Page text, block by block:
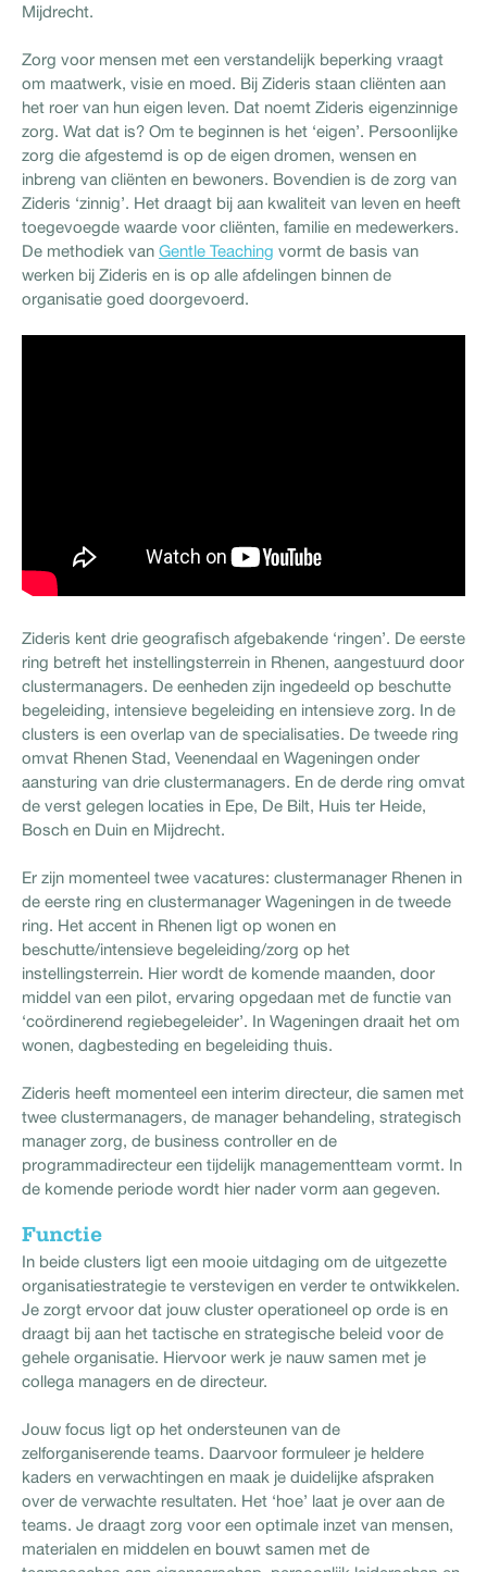
Mijdrecht.
Zorg voor mensen met een verstandelijk beperking vraagt
om maatwerk, visie en moed. Bij Zideris staan cliënten aan
het roer van hun eigen leven. Dat noemt Zideris eigenzinnige
zorg. Wat dat is? Om te beginnen is het ‘eigen’. Persoonlijke
zorg die afgestemd is op de eigen dromen, wensen en
inbreng van cliënten en bewoners. Bovendien is de zorg van
Zideris ‘zinnig’. Het draagt bij aan kwaliteit van leven en heeft
toegevoegde waarde voor cliënten, familie en medewerkers.
De methodiek van Gentle Teaching vormt de basis van
werken bij Zideris en is op alle afdelingen binnen de
organisatie goed doorgevoerd.
Zideris kent drie geografisch afgebakende ‘ringen’. De eerste
ring betreft het instellingsterrein in Rhenen, aangestuurd door
clustermanagers. De eenheden zijn ingedeeld op beschutte
begeleiding, intensieve begeleiding en intensieve zorg. In de
clusters is een overlap van de specialisaties. De tweede ring
omvat Rhenen Stad, Veenendaal en Wageningen onder
aansturing van drie clustermanagers. En de derde ring omvat
de verst gelegen locaties in Epe, De Bilt, Huis ter Heide,
Bosch en Duin en Mijdrecht.
Er zijn momenteel twee vacatures: clustermanager Rhenen in
de eerste ring en clustermanager Wageningen in de tweede
ring. Het accent in Rhenen ligt op wonen en
beschutte/intensieve begeleiding/zorg op het
instellingsterrein. Hier wordt de komende maanden, door
middel van een pilot, ervaring opgedaan met de functie van
‘coördinerend regiebegeleider’. In Wageningen draait het om
wonen, dagbesteding en begeleiding thuis.
Zideris heeft momenteel een interim directeur, die samen met
twee clustermanagers, de manager behandeling, strategisch
manager zorg, de business controller en de
programmadirecteur een tijdelijk managementteam vormt. In
de komende periode wordt hier nader vorm aan gegeven.
Functie
In beide clusters ligt een mooie uitdaging om de uitgezette
organisatiestrategie te verstevigen en verder te ontwikkelen.
Je zorgt ervoor dat jouw cluster operationeel op orde is en
draagt bij aan het tactische en strategische beleid voor de
gehele organisatie. Hiervoor werk je nauw samen met je
collega managers en de directeur.
Jouw focus ligt op het ondersteunen van de
zelforganiserende teams. Daarvoor formuleer je heldere
kaders en verwachtingen en maak je duidelijke afspraken
over de verwachte resultaten. Het ‘hoe’ laat je over aan de
teams. Je draagt zorg voor een optimale inzet van mensen,
materialen en middelen en bouwt samen met de